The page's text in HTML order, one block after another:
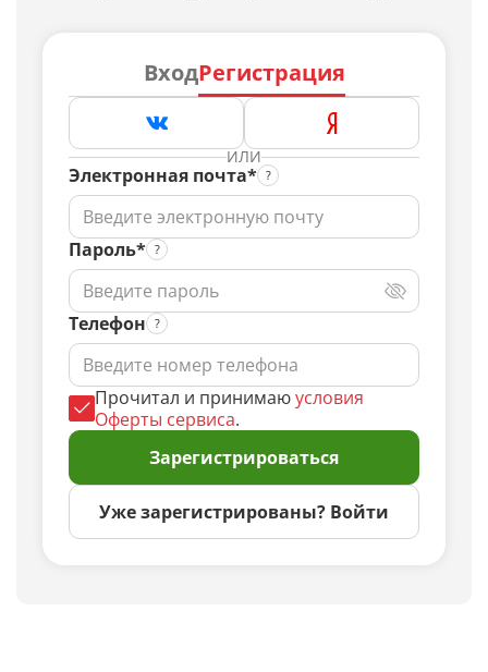
ВходРегистрация
ИЛИ
Электронная почта*
Пароль*
Телефон
Прочитал и принимаюусловия
Оферты сервиса.
Зарегистрироваться
Уже зарегистрированы? Войти